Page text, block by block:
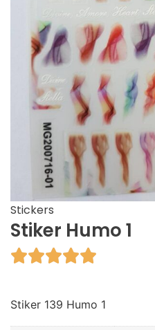
Stickers
Stiker Humo 1

Stiker 139 Humo 1